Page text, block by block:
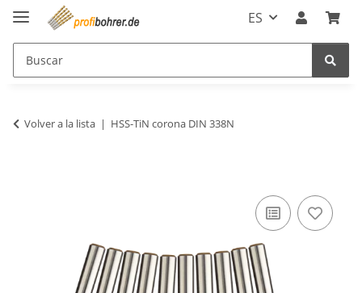
ES
Volver a la lista HSS-TiN corona DIN 338N